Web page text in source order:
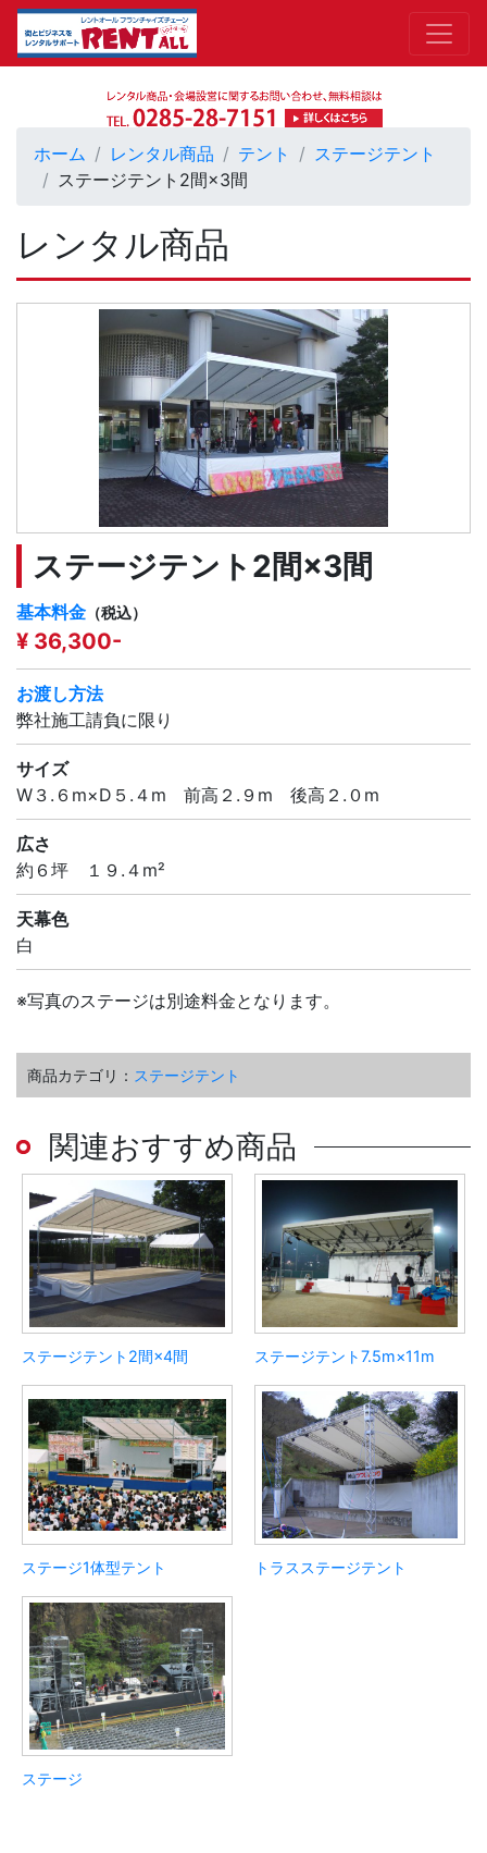
ホーム レンタル商品 テント
ステージテント
ステージテント2間×3間
レンタル商品
ステージテント2間×3間
基本料金 （税込）
¥ 36,300-
お渡し方法
弊社施工請負に限り
サイズ
W３.６m×D５.４m 前高２.９m 後高２.０m
広さ
約６坪 １９.４m²
天幕色
白
※写真のステージは別途料金となります。
商品カテゴリ： ステージテント
関連おすすめ商品
ステージテント2間×4間 ステージテント7.5m×11m
ステージ1体型テント トラスステージテント
ステージ